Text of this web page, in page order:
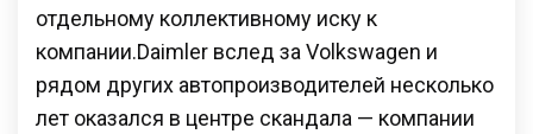
отдельному коллективному иску к
компании.Daimler вслед за Volkswagen и
рядом других автопроизводителей несколько
лет оказался в центре скандала — компании